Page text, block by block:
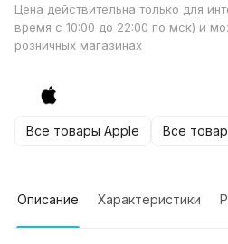
Цена действительна только для
время с 10:00 до 22:00 по мск) и
розничных магазинах
Все товары Apple Все
Описание Характеристики